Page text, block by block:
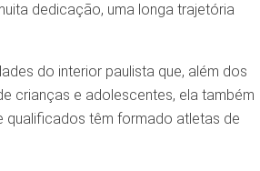
dedicação, uma longa trajetória
do interior paulista que, além dos
crianças e adolescentes, ela também
qualificados têm formado atletas de